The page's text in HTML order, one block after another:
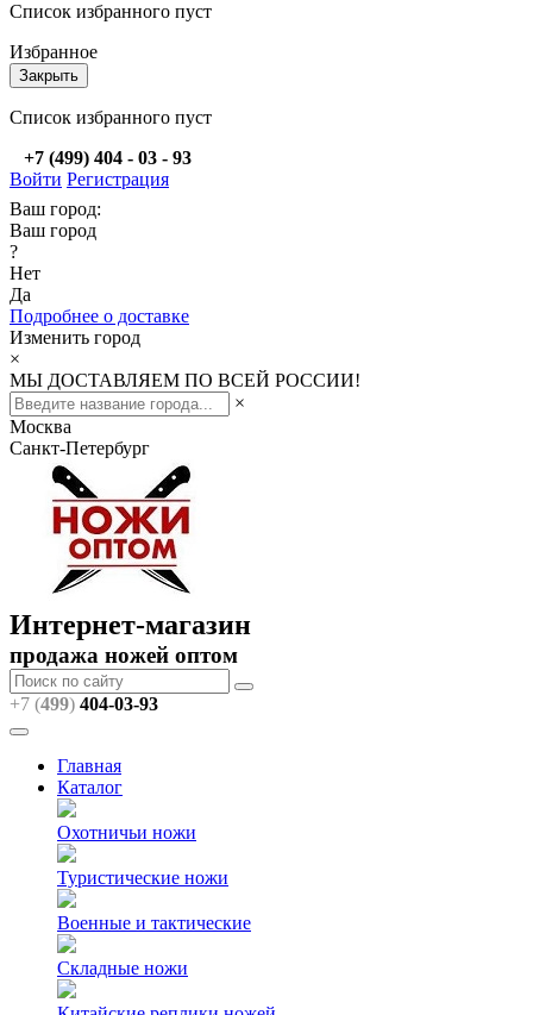
Список избранного пуст
Избранное
Закрыть
Список избранного пуст
+7 (499) 404 - 03 - 93
Войти Регистрация
Ваш город:
Ваш город
?
Нет
Да
Подробнее о доставке
Изменить город
×
МЫ ДОСТАВЛЯЕМ ПО ВСЕЙ РОССИИ!
×
Москва
Санкт-Петербург
Интернет-магазин
продажа ножей оптом
+7 (499) 404-03-93
Главная
Каталог
Охотничьи ножи
Туристические ножи
Военные и тактические
Складные ножи